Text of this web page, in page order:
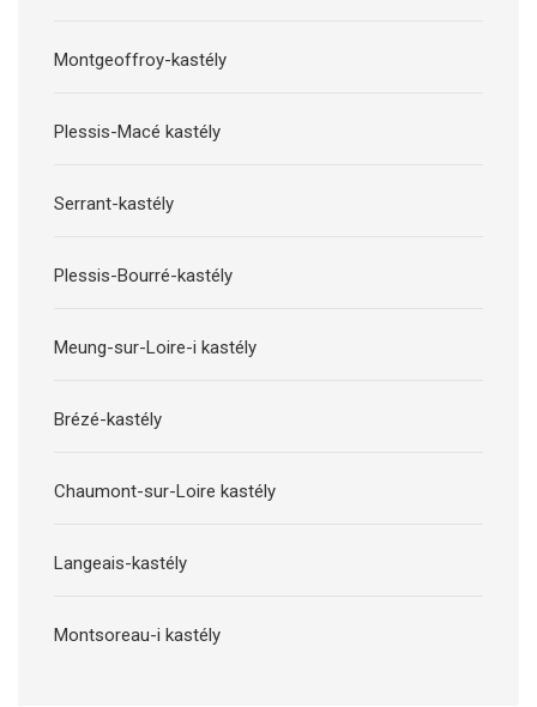
Montgeoffroy-kastély
Plessis-Macé kastély
Serrant-kastély
Plessis-Bourré-kastély
Meung-sur-Loire-i kastély
Brézé-kastély
Chaumont-sur-Loire kastély
Langeais-kastély
Montsoreau-i kastély